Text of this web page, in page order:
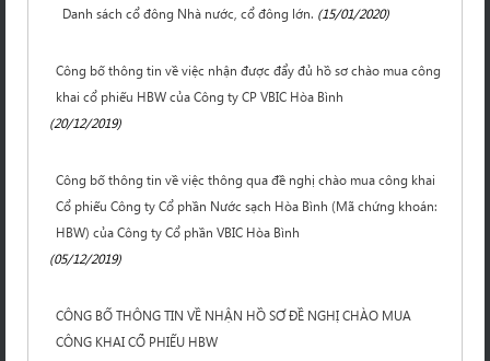
Danh sách cổ đông Nhà nước, cổ đông lớn. (15/01/2020)
Công bố thông tin về việc nhận được đẩy đủ hồ sơ chào mua công
khai cổ phiếu HBW của Công ty CP VBIC Hòa Bình
(20/12/2019)
Công bố thông tin về việc thông qua đề nghị chào mua công khai
Cổ phiếu Công ty Cổ phần Nước sạch Hòa Bình (Mã chứng khoán:
HBW) của Công ty Cổ phần VBIC Hòa Bình
(05/12/2019)
CÔNG BỐ THÔNG TIN VỀ NHẬN HỒ SƠ ĐỀ NGHỊ CHÀO MUA
CÔNG KHAI CỔ PHIẾU HBW